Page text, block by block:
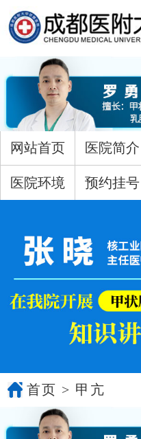
网站首页 医院简介
医院环境 预约挂号
首页 > 甲亢